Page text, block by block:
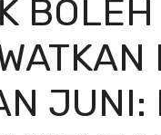
BOLEH
JUNI: